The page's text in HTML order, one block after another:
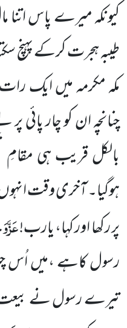
کیونکہ میرے پاس
طیبہ ہجرت کرکے پہنچ
مکہ مکرمہ میں ایک
چنانچہ ان کو چار پائی
بالکل قریب ہی مقامِ
ہوگیا۔ آخری وقت انہوں
پر رکھا اور کہا، یارب!
رسول کاہے ،میں اُس
تیرے رسول نے